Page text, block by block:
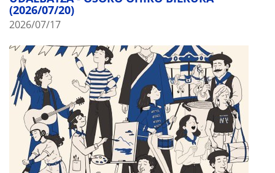
(2026/07/20)
2026/07/17